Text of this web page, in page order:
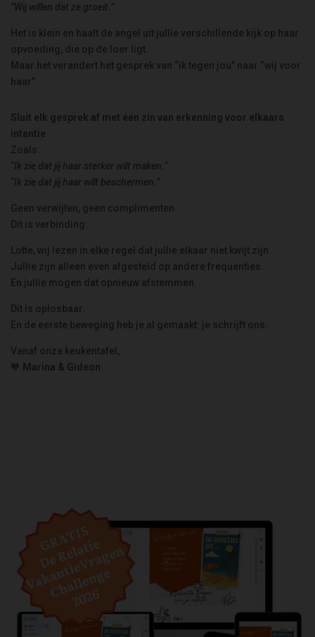
“Wij willen dat ze groeit.”
Het is klein en haalt de angel uit jullie verschillende kijk op haar
opvoeding, die op de loer ligt.
Maar het verandert het gesprek van “ik tegen jou” naar “wij voor
haar”.
Sluit elk gesprek af met één zin van erkenning voor elkaars
intentie
Zoals:
“Ik zie dat jij haar sterker wilt maken.”
“Ik zie dat jij haar wilt beschermen.”
Geen verwijten, geen complimenten
Dit is verbinding.
Lotte, wij lezen in elke regel dat jullie elkaar niet kwijt zijn.
Jullie zijn alleen even afgesteld op andere frequenties.
En jullie mogen dat opnieuw afstemmen.
Dit is oplosbaar.
En de eerste beweging heb je al gemaakt: je schrijft ons.
Vanaf onze keukentafel,
🧡 Marina & Gideon